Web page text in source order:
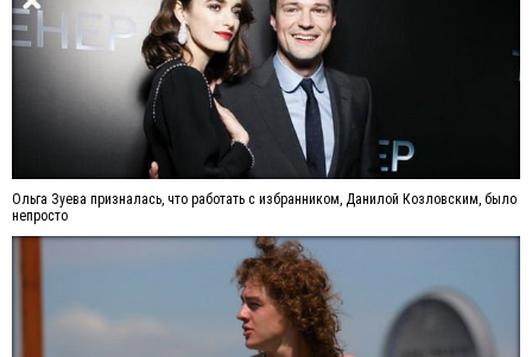
Ольга Зуева призналась, что работать с избранником, Данилой Козловским, было
непросто